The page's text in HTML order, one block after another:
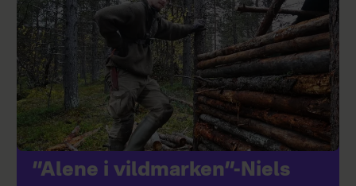
”Alene i vildmarken”-Niels